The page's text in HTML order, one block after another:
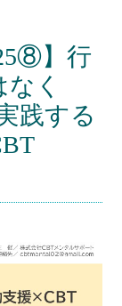
】行
く
践する